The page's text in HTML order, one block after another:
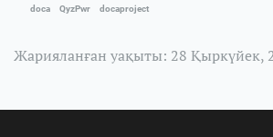
doca QyzPwr docaproject
Жарияланған уақыты: 28 Қыркүйек,